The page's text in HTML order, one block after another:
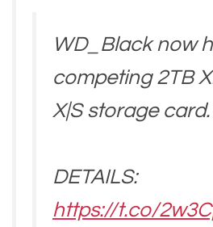
WD_Black now
competing 2TB
X|S storage card.
DETAILS:
https://t.co/